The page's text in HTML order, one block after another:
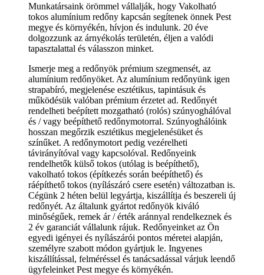
Munkatársaink örömmel vállalják, hogy Vakolható
tokos alumínium redőny kapcsán segítenek önnek Pest
megye és környékén, hívjon és indulunk. 20 éve
dolgozzunk az árnyékolás területén, éljen a valódi
tapasztalattal és válasszon minket.
Ismerje meg a redőnyök prémium szegmensét, az
alumínium redőnyöket. Az alumínium redőnyünk igen
strapabíró, megjelenése esztétikus, tapintásuk és
működésük valóban prémium érzetet ad. Redőnyét
rendelheti beépített mozgatható (rolós) szúnyoghálóval
és / vagy beépíthető redőnymotorral. Szúnyoghálóink
hosszan megőrzik esztétikus megjelenésüket és
színűket. A redőnymotort pedig vezérelheti
távirányítóval vagy kapcsolóval. Redőnyeink
rendelhetők külső tokos (utólag is beépíthető),
vakolható tokos (építkezés során beépíthető) és
ráépíthető tokos (nyílászáró csere esetén) változatban is.
Cégünk 2 héten belül legyártja, kiszállítja és beszereli új
redőnyét. Az általunk gyártot redőnyök kiváló
minőségűek, remek ár / érték aránnyal rendelkeznek és
2 év garanciát vállalunk rájuk. Redőnyeinket az Ön
egyedi igényei és nyílászárói pontos méretei alapján,
személyre szabott módon gyártjuk le. Ingyenes
kiszállítással, felméréssel és tanácsadással várjuk leendő
ügyfeleinket Pest megye és környékén.